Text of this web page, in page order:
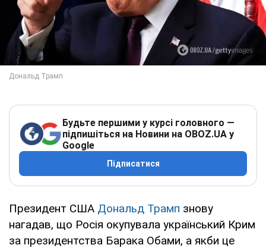
Будьте першими у курсі головного —
підпишіться на Новини на OBOZ.UA у
Google
Підписатися
Президент США Дональд Трамп знову
нагадав, що Росія окупувала український Крим
за президентства Барака Обами, а якби це